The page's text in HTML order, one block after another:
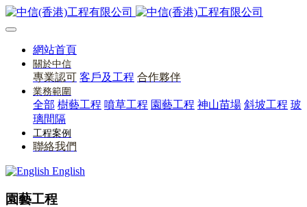
網站首頁
關於中信
專業認可 客戶及工程 合作夥伴
業務範圍
全部 樹藝工程 噴草工程 園藝工程 神山苗場 斜坡工程 玻
璃間隔
工程案例
聯絡我們
English
園藝工程